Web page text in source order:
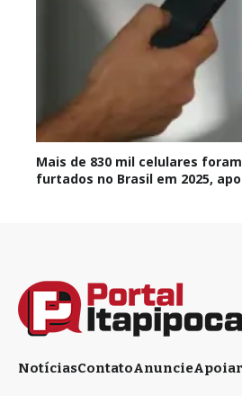
Mais de 830 mil celulares
furtados no Brasil em 2025,
NotíciasContatoAnuncieApoiar